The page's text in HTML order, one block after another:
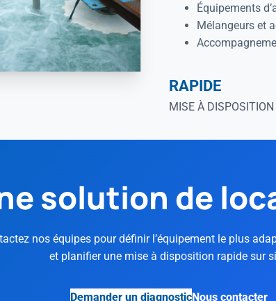
Équipements
Mélangeurs et
RAPIDE
MISE À DISPOSITION
solution de
nos équipes pour définir l’équipement le plus
et planifier une mise à disposition rapide sur
Demander un diagnosticNous contacter